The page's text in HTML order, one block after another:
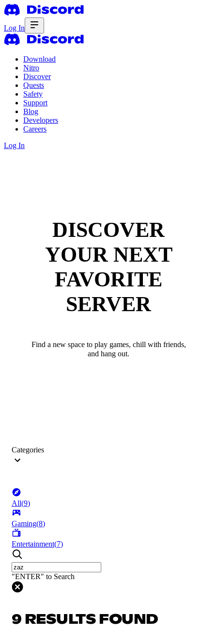
Log In
Download
Nitro
Discover
Quests
Safety
Support
Blog
Developers
Careers
Log In
DISCOVER
YOUR NEXT
FAVORITE
SERVER
Find a new space to play games, chill with friends,
and hang out.
Categories
All(9)
Gaming(8)
Entertainment(7)
"ENTER" to Search
9 RESULTS FOUND